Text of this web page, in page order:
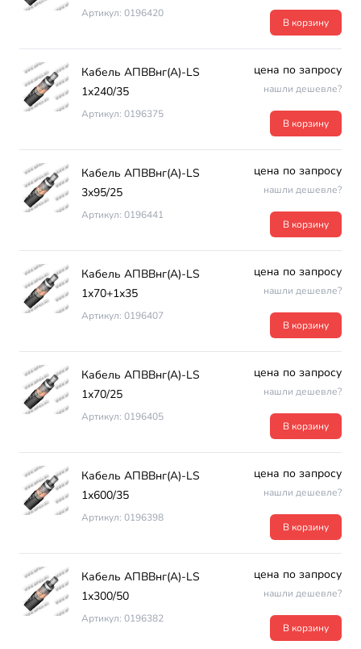
Артикул: 0196420
В корзину
Кабель АПВВнг(А)-LS
1х240/35
Артикул: 0196375
цена по запросу
нашли дешевле?
В корзину
Кабель АПВВнг(А)-LS
3х95/25
Артикул: 0196441
цена по запросу
нашли дешевле?
В корзину
Кабель АПВВнг(А)-LS
1х70+1х35
Артикул: 0196407
цена по запросу
нашли дешевле?
В корзину
Кабель АПВВнг(А)-LS
1х70/25
Артикул: 0196405
цена по запросу
нашли дешевле?
В корзину
Кабель АПВВнг(А)-LS
1х600/35
Артикул: 0196398
цена по запросу
нашли дешевле?
В корзину
Кабель АПВВнг(А)-LS
1х300/50
Артикул: 0196382
цена по запросу
нашли дешевле?
В корзину